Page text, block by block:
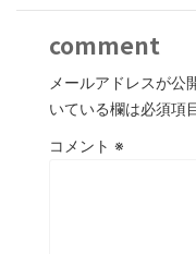
comment
メールアドレスが公
いている欄は必須項
コメント ※